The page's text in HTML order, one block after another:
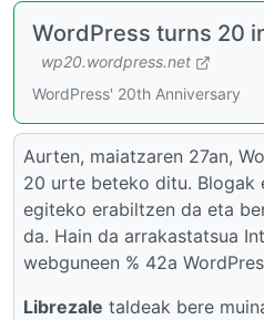
WordPress turns 20
wp20.wordpress.net
WordPress' 20th Anniversary
Aurten, maiatzaren 27an,
20 urte beteko ditu. Blogak
egiteko erabiltzen da eta
da. Hain da arrakastatsua
webguneen % 42a
Librezale taldeak bere